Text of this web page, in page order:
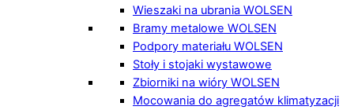
Wieszaki na ubrania WOLSEN
Bramy metalowe WOLSEN
Podpory materiału WOLSEN
Stoły i stojaki wystawowe
Zbiorniki na wióry WOLSEN
Mocowania do agregatów klimatyzacji